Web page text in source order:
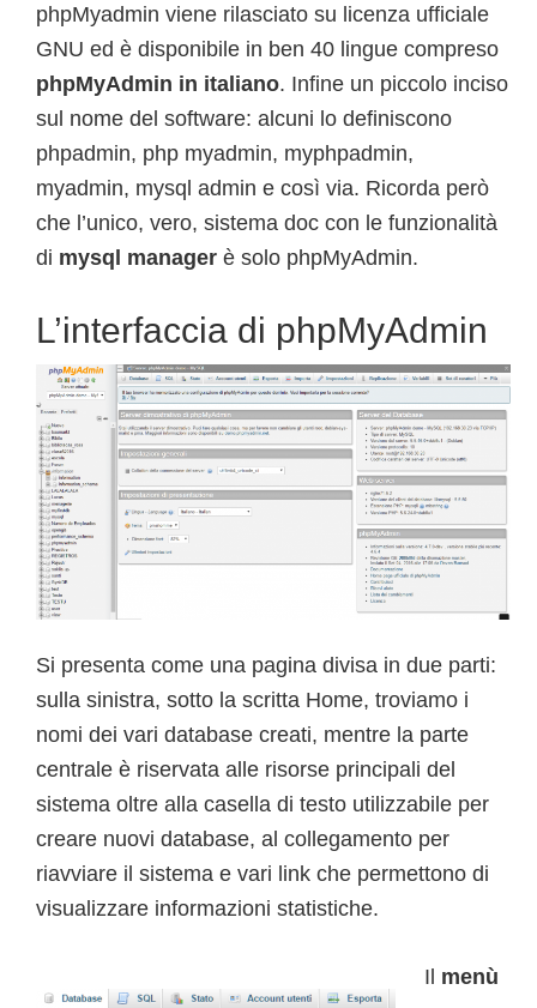
phpMyadmin viene rilasciato su licenza ufficiale
GNU ed è disponibile in ben 40 lingue compreso
phpMyAdmin in italiano. Infine un piccolo inciso
sul nome del software: alcuni lo definiscono
phpadmin, php myadmin, myphpadmin,
myadmin, mysql admin e così via. Ricorda però
che l’unico, vero, sistema doc con le funzionalità
di mysql manager è solo phpMyAdmin.
L’interfaccia di phpMyAdmin
Si presenta come una pagina divisa in due parti:
sulla sinistra, sotto la scritta Home, troviamo i
nomi dei vari database creati, mentre la parte
centrale è riservata alle risorse principali del
sistema oltre alla casella di testo utilizzabile per
creare nuovi database, al collegamento per
riavviare il sistema e vari link che permettono di
visualizzare informazioni statistiche.
Il menù